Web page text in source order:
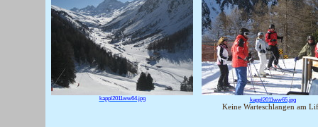
kappl2011ww64.jpg kappl2011ww65.jpg
Keine Warteschlangen am